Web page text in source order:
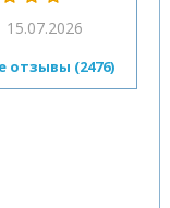
15.07.2026
отзывы (2476)